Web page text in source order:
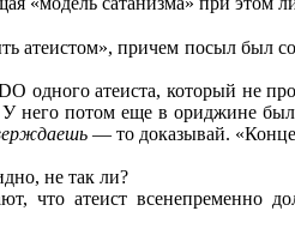
атеистом», причем посыл был
одного атеиста, который не
него потом еще в ориджине
— то доказывай.
не так ли?
что атеист